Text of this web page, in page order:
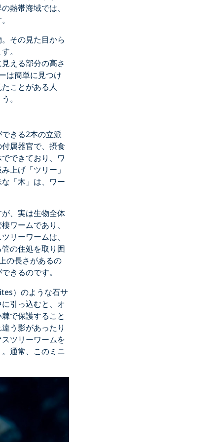
熱帯海域では、
その見た目から
。
える部分の高さ
は簡単に見つけ
ことがある人
。
きる2本の立派
属器官で、摂食
できており、ワ
上げ「ツリー」
「木」は、ワー
、実は生物全体
ワームであり、
リーワームは、
の住処を取り囲
の長さがあるの
きるのです。
）のような石サ
引っ込むと、オ
で保護すること
う影があったり
ツリーワームを
通常、このミニ